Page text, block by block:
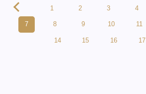
1 2 3 4
7 8 9 10 11
14 15 16 17